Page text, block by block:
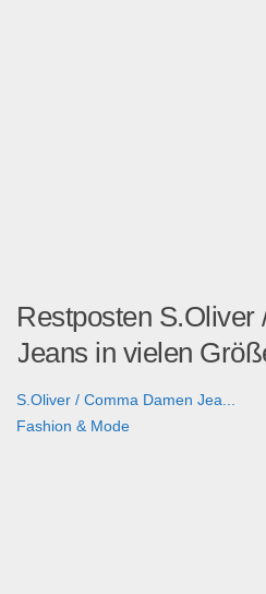
Restposten
Jeans in vielen
S.Oliver / Comma Damen Jea...
Fashion & Mode